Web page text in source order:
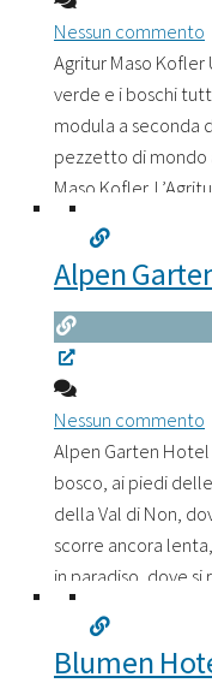
Nessun commento
Agritur Maso
verde e i boschi
modula a seconda
pezzetto di mondo
Maso Kofler.
atmosfera verde,
tutto...
Alpen
Nessun commento
Alpen Garten Hotel
bosco, ai piedi
della Val di Non,
scorre ancora
in paradiso, dove si
giù direttamente
montagne, in
Blumen